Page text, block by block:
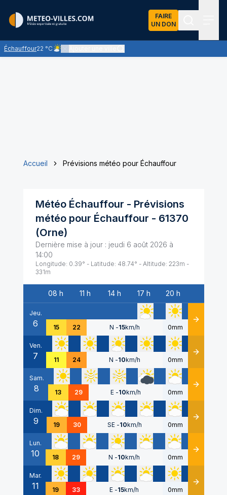
FAIRE
UN DON
Échauffour22 °C
Ciel peu nuageux - le soleil domine largement
Accueil Prévisions météo pour Échauffour
Météo Échauffour - Prévisions
météo pour Échauffour - 61370
(Orne)
Dernière mise à jour : jeudi 6 août 2026 à
14:00
Longitude: 0.39° - Latitude: 48.74° - Altitude: 223m -
331m
Date
08 h 11 h 14 h 17 h 20 h
Jeu.
6 15 22 N -15km/h 0mm Détails
Ven.
7 11 24 N -10km/h 0mm Détails
Sam.
8 13 29 E -10km/h 0mm Détails
Dim.
9 19 30 SE -10km/h 0mm Détails
Lun.
10 18 29 N -10km/h 0mm Détails
Mar.
11 19 33 E -15km/h 0mm Détails